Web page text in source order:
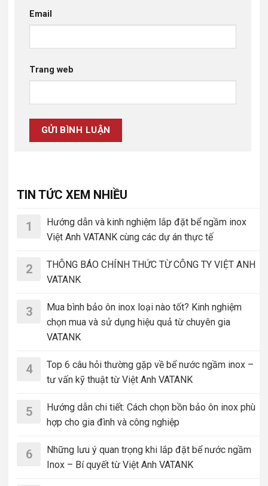
Email
Trang web
TIN TỨC XEM NHIỀU
1
Hướng dẫn và kinh nghiệm lắp đặt bể ngầm inox
Việt Anh VATANK cùng các dự án thực tế
2
THÔNG BÁO CHÍNH THỨC TỪ CÔNG TY VIỆT ANH
VATANK
3
Mua bình bảo ôn inox loại nào tốt? Kinh nghiệm
chọn mua và sử dụng hiệu quả từ chuyên gia
VATANK
4
Top 6 câu hỏi thường gặp về bể nước ngầm inox –
tư vấn kỹ thuật từ Việt Anh VATANK
5
Hướng dẫn chi tiết: Cách chọn bồn bảo ôn inox phù
hợp cho gia đình và công nghiệp
6
Những lưu ý quan trọng khi lắp đặt bể nước ngầm
Inox – Bí quyết từ Việt Anh VATANK